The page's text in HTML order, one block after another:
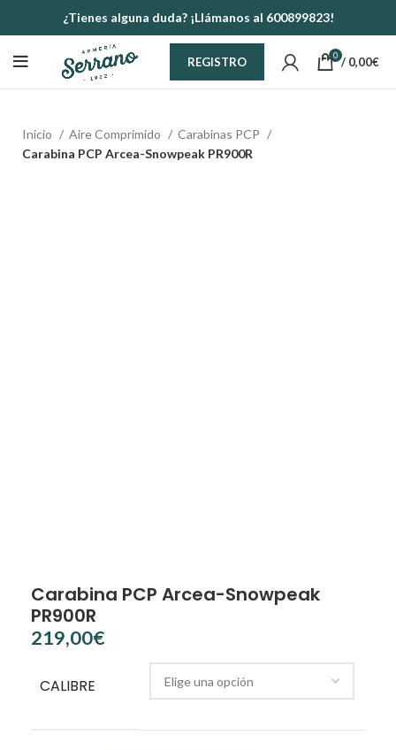
¿Tienes alguna duda? ¡Llámanos al 600899823!
REGISTRO 0 / 0,00€
Inicio Aire Comprimido
Carabinas PCP
Carabina PCP Arcea-Snowpeak PR900R
Carabina PCP Arcea-Snowpeak
PR900R
€
CALIBRE